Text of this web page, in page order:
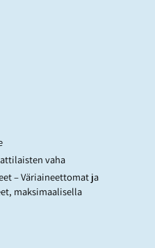
vaha
– Väriaineettomat ja
maksimaalisella